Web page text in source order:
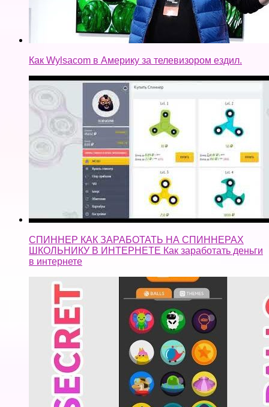
Как Wylsacom в Америку за телевизором ездил.
СПИННЕР КАК ЗАРАБОТАТЬ НА СПИННЕРАХ
ШКОЛЬНИКУ В ИНТЕРНЕТЕ Как заработать деньги
в интернете